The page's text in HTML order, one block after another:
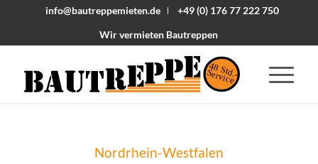
info@bautreppemieten.de
+49 (0) 176 77 222 750
Wir vermieten Bautreppen
48 Std.-
Service
Nordrhein-Westfalen